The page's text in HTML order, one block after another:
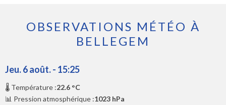
OBSERVATIONS MÉTÉO À
BELLEGEM
Jeu. 6 août. - 15:25
🌡️ Température :22.6 °C
📊 Pression atmosphérique :1023 hPa